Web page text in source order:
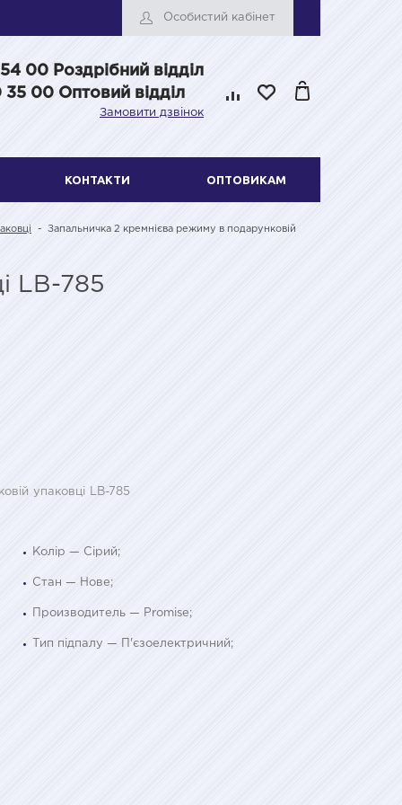
Особистий кабінет
00 Роздрібний відділ
00 Оптовий відділ
Замовити дзвінок
КОНТАКТИ ОПТОВИКАМ
- Запальничка 2 кремнієва режиму в подарунковій
LB-785
упаковці LB-785
Колір — Сірий;
Стан — Нове;
Производитель — Promise;
Тип підпалу — П'єзоелектричний;